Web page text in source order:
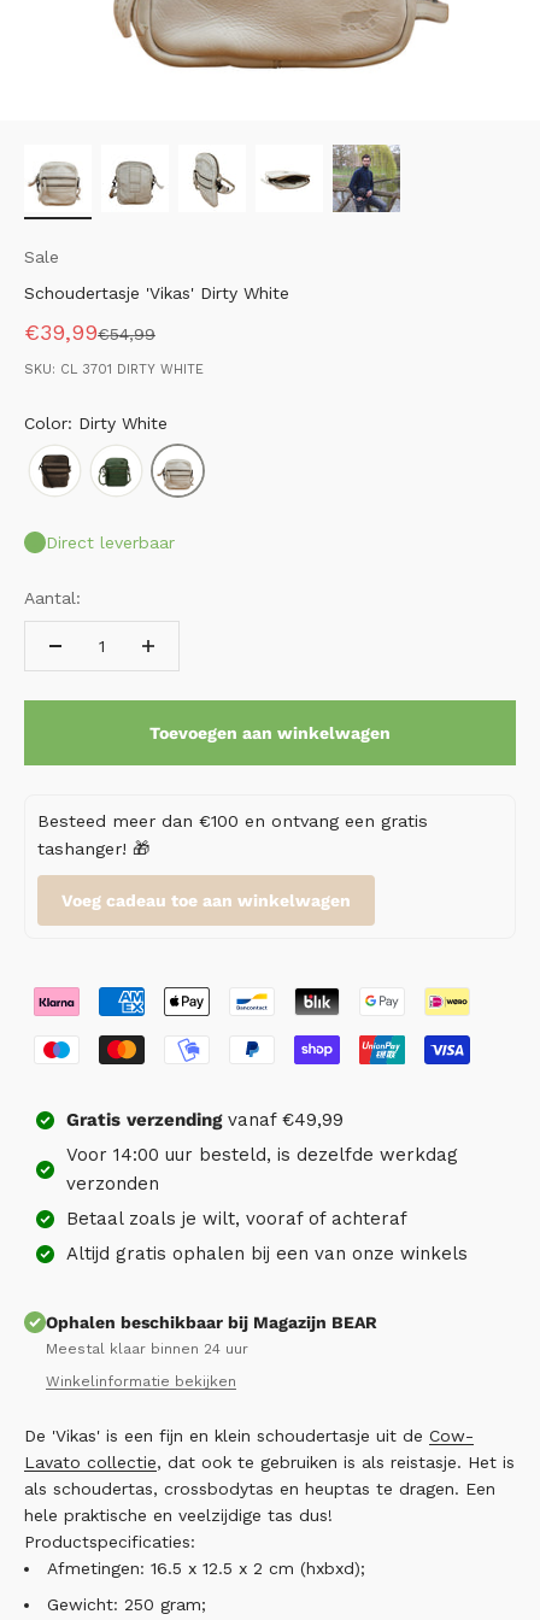
Sale
Schoudertasje 'Vikas' Dirty White
Aanbiedingsprijs
€39,99Normale prijs
€54,99
SKU: CL 3701 DIRTY WHITE
Color: Dirty White
Direct leverbaar
Aantal:
Toevoegen aan winkelwagen
Besteed meer dan €100 en ontvang een gratis
tashanger! 🎁
Voeg cadeau toe aan winkelwagen
Gratis verzendingvanaf €49,99
Voor 14:00 uur besteld, is dezelfde werkdag
verzonden
Betaal zoals je wilt, vooraf of achteraf
Altijd gratis ophalen bij een van onze winkels
Ophalen beschikbaar bij Magazijn BEAR
Meestal klaar binnen 24 uur
Winkelinformatie bekijken
De 'Vikas' is een fijn en klein schoudertasje uit de Cow-
Lavato collectie, dat ook te gebruiken is als reistasje. Het is
als schoudertas, crossbodytas en heuptas te dragen. Een
hele praktische en veelzijdige tas dus!
Productspecificaties:
Afmetingen: 16.5 x 12.5 x 2 cm (hxbxd);
Gewicht: 250 gram;